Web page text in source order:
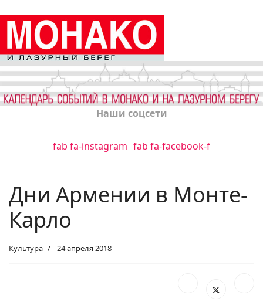
Наши соцсети
fab fa-instagram fab fa-facebook-f
Дни Армении в Монте-
Карло
Культура 24 апреля 2018